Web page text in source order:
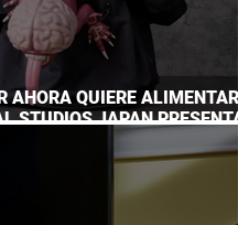
AHORA QUIERE
STUDIOS JAPAN PRESENTA
COLECCIÓN DE